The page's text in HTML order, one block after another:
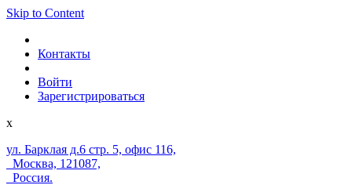
Skip to Content
Контакты
Войти
Зарегистрироваться
x
ул. Барклая д.6 стр. 5, офис 116,
Москва, 121087,
Россия.